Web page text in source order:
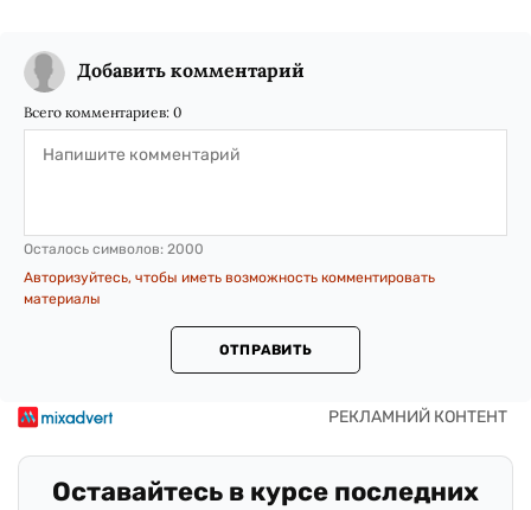
Добавить комментарий
Всего комментариев: 0
Осталось символов: 2000
Авторизуйтесь, чтобы иметь возможность комментировать
материалы
ОТПРАВИТЬ
Оставайтесь в курсе последних